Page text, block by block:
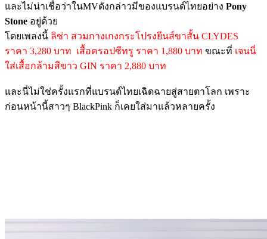
และไม่น่าเชื่อว่าในMVดังกล่าวมีของแบรนด์ไทยอย่าง Pony
Stone อยู่ด้วย
โดยเพลงนี้ ลิซ่า สวมกางเกงกระโปรงยีนส์ขาสั้น CLYDES
ราคา 3,280 บาท เสื้อครอปซีทรู ราคา 1,880 บาท ขณะที่ เจนนี่
ใส่เสื้อกล้ามสีขาว GIN ราคา 2,880 บาท
และนี่ไม่ใช่ครั้งแรกที่แบรนด์ไทยเฉิดฉายสู่สายตาโลก เพราะ
ก่อนหน้านี้สาวๆ BlackPink ก็เคยใส่มาแล้วหลายครั้ง